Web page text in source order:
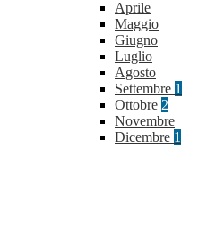
Aprile
Maggio
Giugno
Luglio
Agosto
Settembre 1
Ottobre 2
Novembre
Dicembre 1